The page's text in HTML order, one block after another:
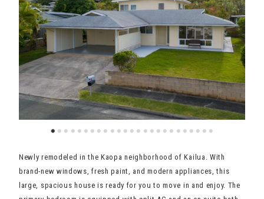
Newly remodeled in the Kaopa neighborhood of Kailua. With
brand-new windows, fresh paint, and modern appliances, this
large, spacious house is ready for you to move in and enjoy. The